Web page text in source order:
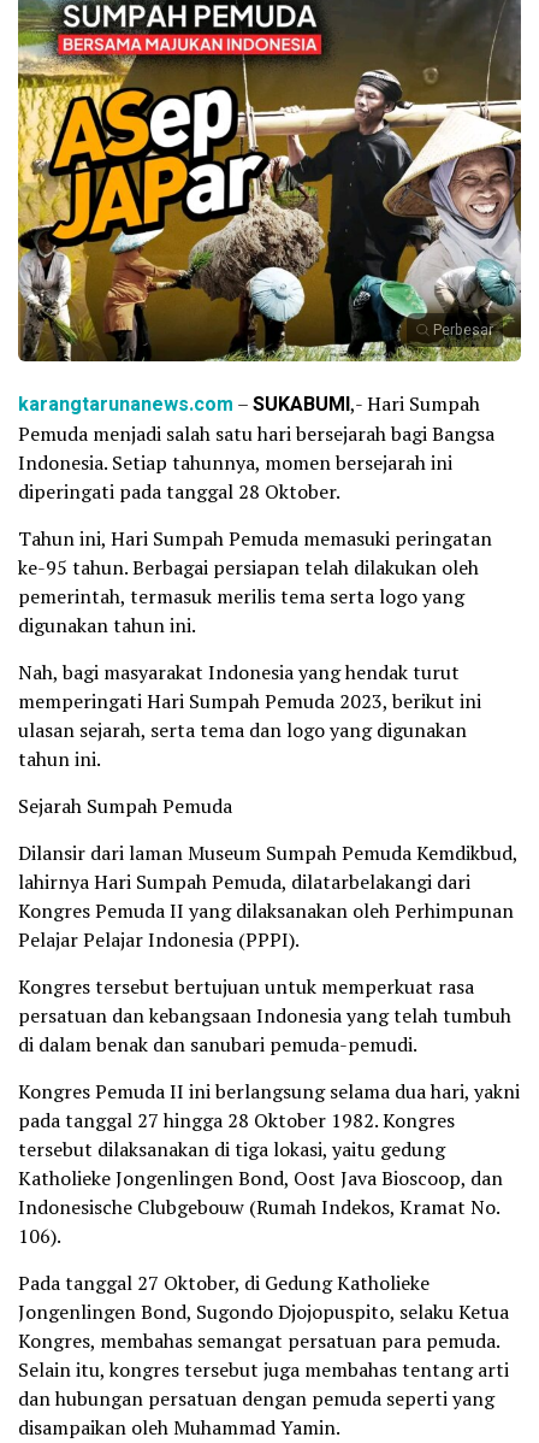
Perbesar
karangtarunanews.com –SUKABUMI,- Hari Sumpah
Pemuda menjadi salah satu hari bersejarah bagi Bangsa
Indonesia. Setiap tahunnya, momen bersejarah ini
diperingati pada tanggal 28 Oktober.
Tahun ini, Hari Sumpah Pemuda memasuki peringatan
ke-95 tahun. Berbagai persiapan telah dilakukan oleh
pemerintah, termasuk merilis tema serta logo yang
digunakan tahun ini.
Nah, bagi masyarakat Indonesia yang hendak turut
memperingati Hari Sumpah Pemuda 2023, berikut ini
ulasan sejarah, serta tema dan logo yang digunakan
tahun ini.
Sejarah Sumpah Pemuda
Dilansir dari laman Museum Sumpah Pemuda Kemdikbud,
lahirnya Hari Sumpah Pemuda, dilatarbelakangi dari
Kongres Pemuda II yang dilaksanakan oleh Perhimpunan
Pelajar Pelajar Indonesia (PPPI).
Kongres tersebut bertujuan untuk memperkuat rasa
persatuan dan kebangsaan Indonesia yang telah tumbuh
di dalam benak dan sanubari pemuda-pemudi.
Kongres Pemuda II ini berlangsung selama dua hari, yakni
pada tanggal 27 hingga 28 Oktober 1982. Kongres
tersebut dilaksanakan di tiga lokasi, yaitu gedung
Katholieke Jongenlingen Bond, Oost Java Bioscoop, dan
Indonesische Clubgebouw (Rumah Indekos, Kramat No.
106).
Pada tanggal 27 Oktober, di Gedung Katholieke
Jongenlingen Bond, Sugondo Djojopuspito, selaku Ketua
Kongres, membahas semangat persatuan para pemuda.
Selain itu, kongres tersebut juga membahas tentang arti
dan hubungan persatuan dengan pemuda seperti yang
disampaikan oleh Muhammad Yamin.